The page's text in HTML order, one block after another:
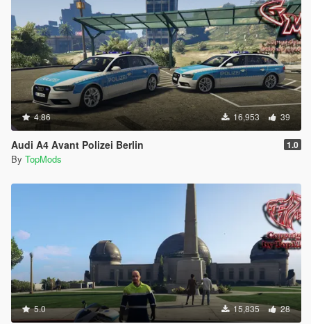
4.86 16,953 39
Audi A4 Avant Polizei Berlin 1.0
By TopMods
5.0 15,835 28